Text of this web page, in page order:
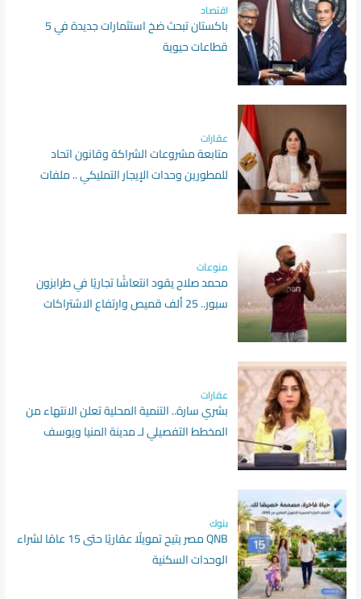
اقتصاد
باكستان تبحث ضخ استثمارات جديدة في 5
قطاعات حيوية
عقارات
متابعة مشروعات الشراكة وقانون اتحاد
للمطورين وحدات الإيجار التمليكي .. ملفات
منوعات
محمد صلاح يقود انتعاشًا تجاريًا في طرابزون
سبور.. 25 ألف قميص وارتفاع الاشتراكات
عقارات
بشري سارة.. التنمية المحلية تعلن الانتهاء من
المخطط التفصيلي لـ مدينة المنيا ويوسف
بنوك
QNB مصر يتيح تمويلًا عقاريًا حتى 15 عامًا لشراء
الوحدات السكنية